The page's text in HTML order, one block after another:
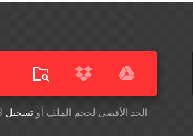
أسقِط الملفات هنا. 1 GB الحد الأقصى لحجم الملف أوتسجيل